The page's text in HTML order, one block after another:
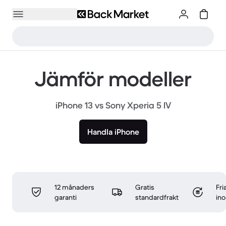
Jämför modeller
iPhone 13 vs Sony Xperia 5 IV
Handla iPhone
12 månaders
garanti
Gratis
standardfrakt